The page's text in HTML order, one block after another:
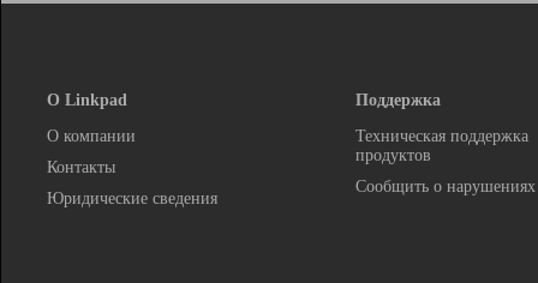
О Linkpad
О компании
Контакты
Юридические сведения
Поддержка
Техническая поддержка
продуктов
Сообщить о нарушениях